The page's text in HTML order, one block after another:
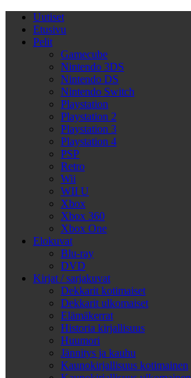
Uutiset
Etusivu
Pelit
Gamecube
Nintendo 3DS
Nintendo DS
Nintendo Switch
Playstation
Playstation 2
Playstation 3
Playstation 4
PSP
Retro
Wii
WII U
Xbox
Xbox 360
Xbox One
Elokuvat
Blu-ray
DVD
Kirjat / sarjakuvat
Dekkarit kotimaiset
Dekkarit ulkomaiset
Elämäkerrat
Historia kirjallisuus
Huumori
Jännitys ja kauhu
Kaunokirjallisuus kotimainen